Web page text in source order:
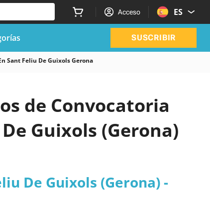
Acceso ES
SUSCRIBIR
Sant Feliu De Guixols Gerona
de Convocatoria
Guixols (Gerona)
De Guixols (Gerona) -